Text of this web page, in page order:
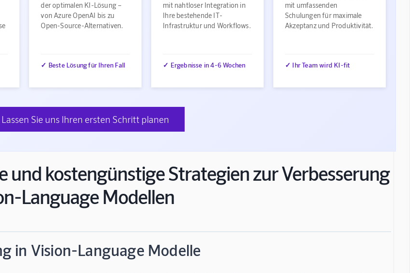
der optimalen KI-Lösung –
von Azure OpenAI bis zu
Open-Source-Alternativen.
✓ Beste Lösung für Ihren Fall
mit nahtloser Integration in
Ihre bestehende IT-
Infrastruktur und Workflows.
✓ Ergebnisse in 4-6 Wochen
mit umfassenden
Schulungen für maximale
Akzeptanz und Produktivität.
✓ Ihr Team wird KI-fit
Lassen Sie uns Ihren ersten Schritt planen
und kostengünstige Strategien zur Verbesserung
Language Modellen
in Vision-Language Modelle